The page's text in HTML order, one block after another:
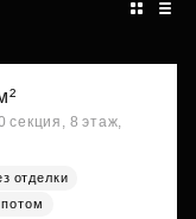
секция, 8 этаж,
отделки